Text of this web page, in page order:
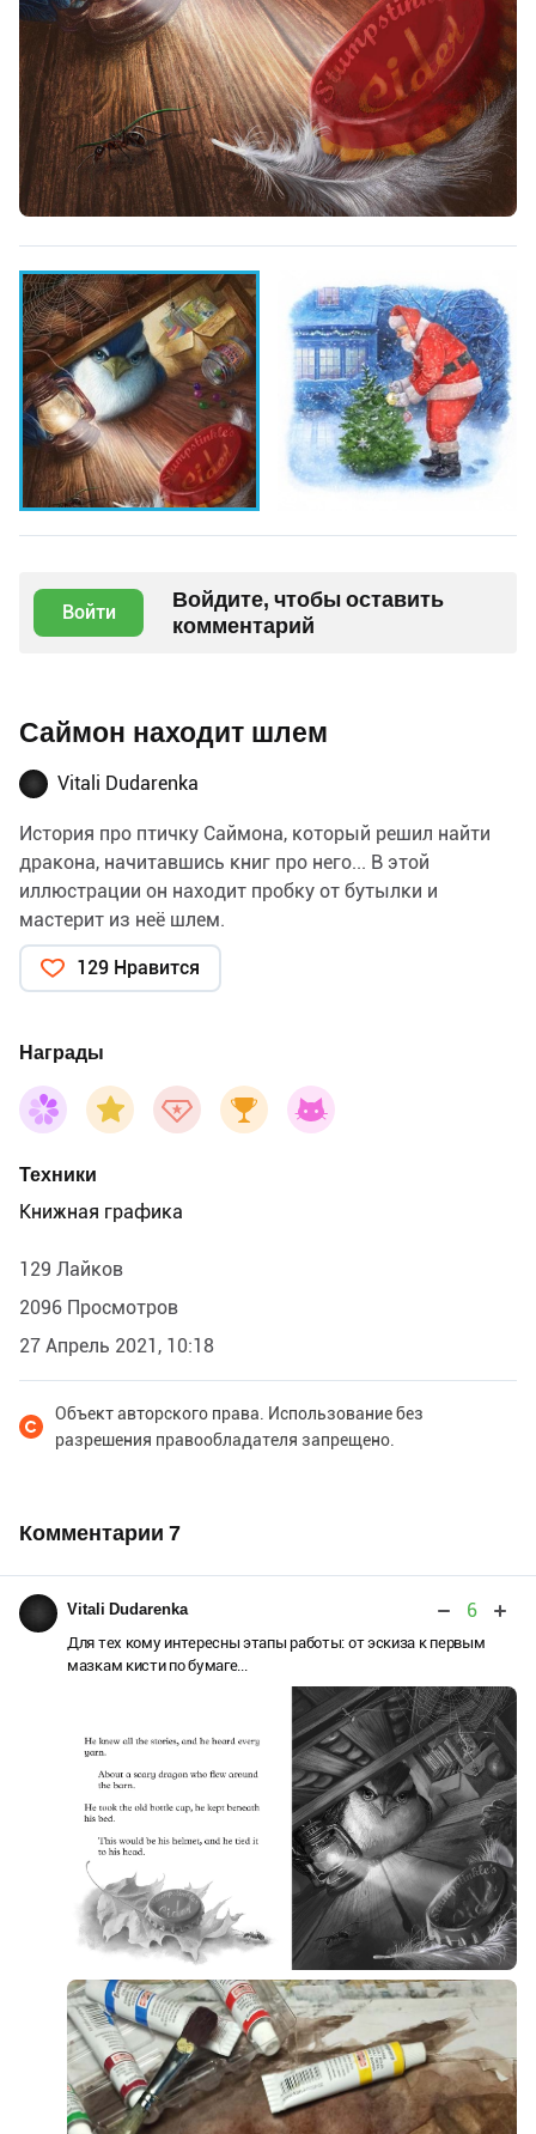
Войти
Войдите, чтобы оставить
комментарий
Саймон находит шлем
Vitali Dudarenka
История про птичку Саймона, который решил найти
дракона, начитавшись книг про него... В этой
иллюстрации он находит пробку от бутылки и
мастерит из неё шлем.
129 Нравится
Награды
Техники
Книжная графика
129 Лайков
2096 Просмотров
27 Апрель 2021, 10:18
Объект авторского права. Использование без
разрешения правообладателя запрещено.
Комментарии 7
Vitali Dudarenka 6
Для тех кому интересны этапы работы: от эскиза к первым
мазкам кисти по бумаге...